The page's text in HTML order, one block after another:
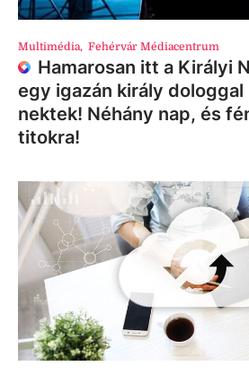
Multimédia, Fehérvár Médiacentrum
Hamarosan itt a Királyi
egy igazán király dologgal
nektek! Néhány nap, és
titokra!